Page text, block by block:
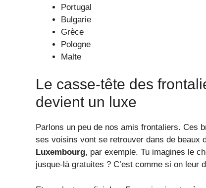
Portugal
Bulgarie
Grèce
Pologne
Malte
Le casse-tête des
devient un luxe
Parlons un peu de nos amis frontaliers. Ces
ses voisins vont se retrouver dans de beaux
Luxembourg, par exemple. Tu imagines le
jusque-là gratuites ? C’est comme si on leur